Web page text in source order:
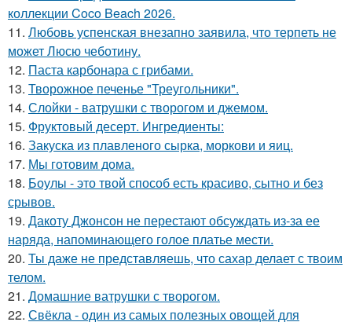
коллекции Coco Beach 2026.
11. Любовь успенская внезапно заявила, что терпеть не
может Люсю чеботину.
12. Паста карбонара с грибами.
13. Творожное печенье "Треугольники".
14. Слойки - ватрушки с творогом и джемом.
15. Фруктовый десерт. Ингредиенты:
16. Закуска из плавленого сырка, моркови и яиц.
17. Мы готовим дома.
18. Боулы - это твой способ есть красиво, сытно и без
срывов.
19. Дакоту Джонсон не перестают обсуждать из-за ее
наряда, напоминающего голое платье мести.
20. Ты даже не представляешь, что сахар делает с твоим
телом.
21. Домашние ватрушки с творогом.
22. Свёкла - один из самых полезных овощей для